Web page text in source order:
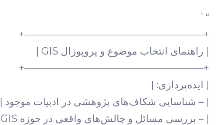
“`
+——————————————————+
| راهنمای انتخاب موضوع و پروپوزال GIS |
+——————————————————+
| ایده‌پردازی: |
| – شناسایی شکاف‌های پژوهشی در ادبیات موجود |
| – بررسی مسائل و چالش‌های واقعی در حوزه GIS |